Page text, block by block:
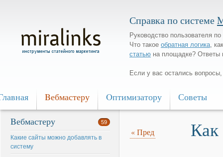
Справка по системе
Руководство пользователя
Что такое обратная логика,
статью на площадке? Ответы
Если у вас остались
Bебмастеру Oптимизатору Советы
«Пред Как
Bебмастеру 59
Какие сайты можно добавлять в
систему